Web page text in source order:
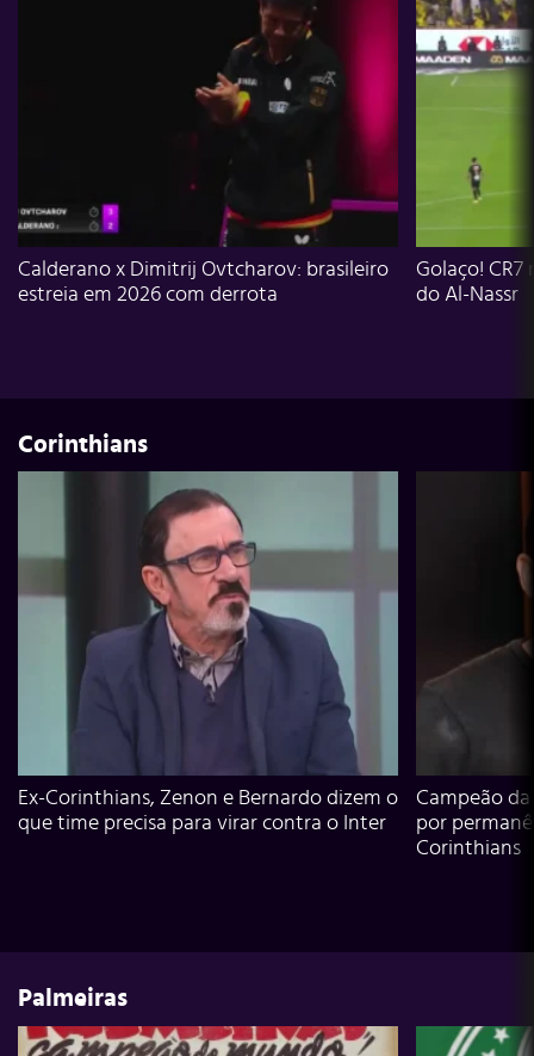
Calderano x Dimitrij Ovtcharov: brasileiro
estreia em 2026 com derrota
Golaço!
do Al-Nassr
Corinthians
Ex-Corinthians, Zenon e Bernardo dizem o
que time precisa para virar contra o Inter
Campeão
por
Corinthians
Palmeiras